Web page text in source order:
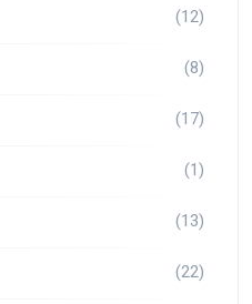
(12)
(8)
(17)
(1)
(13)
(22)